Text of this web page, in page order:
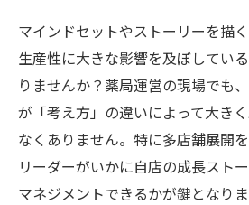
マインドセットやストーリーを描
生産性に大きな影響を及ぼしてい
りませんか？薬局運営の現場でも
が「考え方」の違いによって大き
なくありません。特に多店舗展開
リーダーがいかに自店の成長スト
マネジメントできるかが鍵となり